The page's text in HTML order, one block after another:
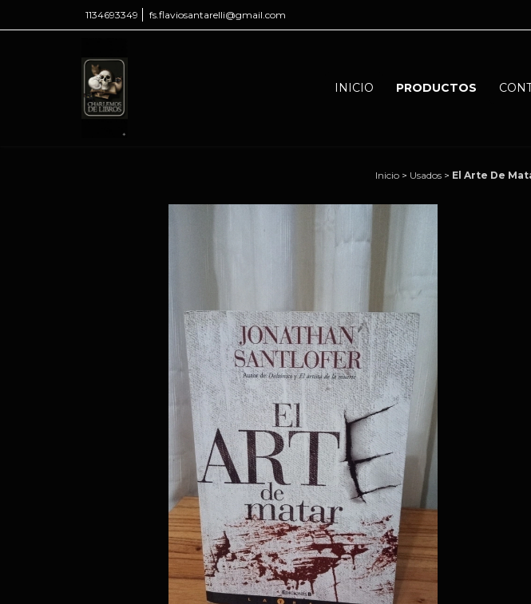
1134693349 fs.flaviosantarelli@gmail.com
INICIO PRODUCTOS
Inicio > Usados > El Arte De